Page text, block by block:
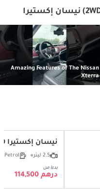
Amazing Features of The Nissan
Xterra
نيسان إكستيرا 2.5L SE (4WD)
2.5 ليتر Petrol
بدءا من
درهم 114,500